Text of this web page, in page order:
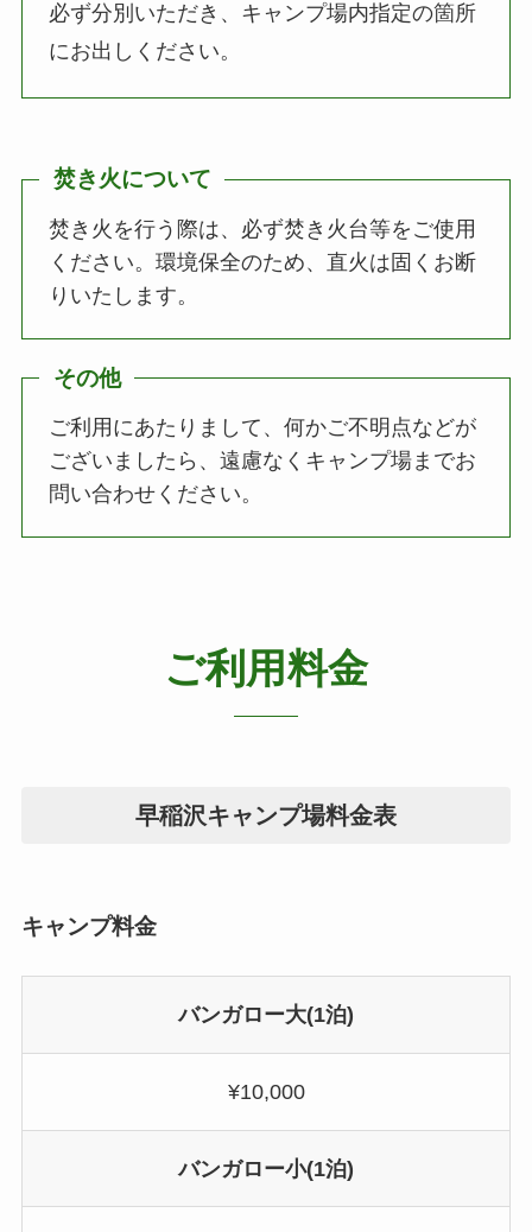
必ず分別いただき、キャンプ場内指定の箇所
にお出しください。
焚き火について
焚き火を行う際は、必ず焚き火台等をご使用
ください。環境保全のため、直火は固くお断
りいたします。
その他
ご利用にあたりまして、何かご不明点などが
ございましたら、遠慮なくキャンプ場までお
問い合わせください。
ご利用料金
早稲沢キャンプ場料金表
キャンプ料金
バンガロー大(1泊)
¥10,000
バンガロー小(1泊)